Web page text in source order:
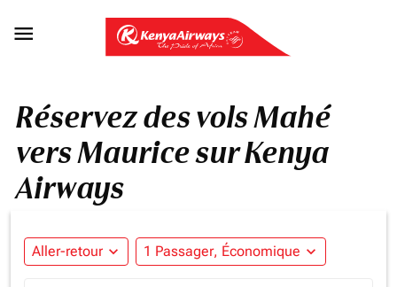

Réservez des vols Mahé
vers Maurice sur Kenya
Airways
Aller-retour expand_more 1 Passager, Économique expand_more